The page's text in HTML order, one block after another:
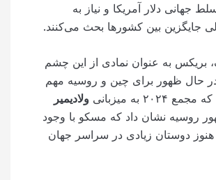
جهانی دلار آمریکا و نیاز به
جایگزین بین کشورها بحث می‌کنند.
بریکس به عنوان نمادی از این چشم
حال ظهور برای چین و روسیه مهم
به میزبانی
ولادیمیر
روسیه نشان داد که مسکو با وجود
دوستان زیادی در سراسر جهان